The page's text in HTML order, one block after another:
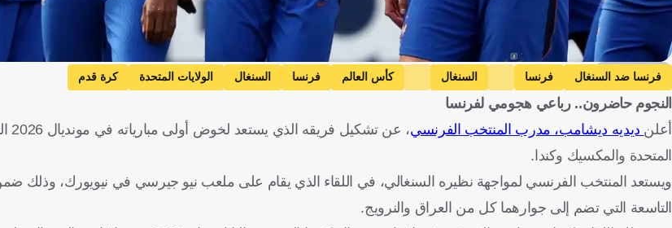
Getty Images
فرنسا ضد السنغال فرنسا السنغال كأس العالم فرنسا السنغال الولايات المتحدة كرة قدم
النجوم حاضرون.. رباعي هجومي لفرنسا
أعلن ديديه ديشامب، مدرب المنتخب الفرنسي
،
المتحدة والمكسيك وكندا.
ويستعد المنتخب الفرنسي لمواجهة نظيره السنغالي، في اللقاء الذي يقام على ملعب نيو جيرسي في نيويورك، وذلك
التاسعة التي تضم إلى جوارهما كل من العراق والنرويج.